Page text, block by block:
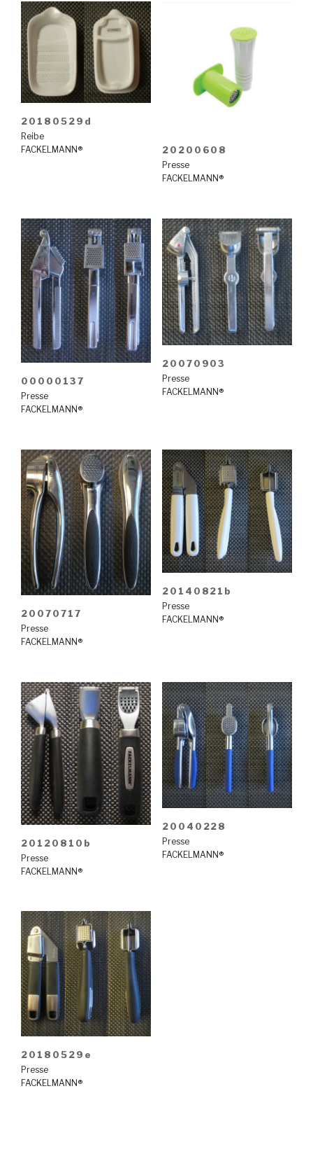
20180529d
Reibe
FACKELMANN®
20200608
Presse
FACKELMANN®
00000137
Presse
FACKELMANN®
20070903
Presse
FACKELMANN®
20070717
Presse
FACKELMANN®
20140821b
Presse
FACKELMANN®
20120810b
Presse
FACKELMANN®
20040228
Presse
FACKELMANN®
20180529e
Presse
FACKELMANN®